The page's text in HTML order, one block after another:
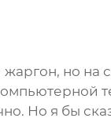
но на
Но я бы